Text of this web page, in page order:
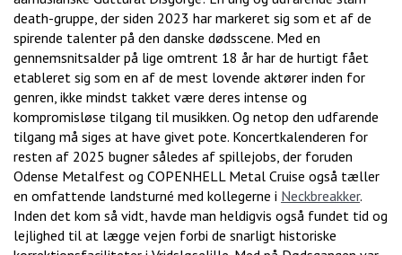
death-gruppe, der siden 2023 har markeret sig som et af de
spirende talenter på den danske dødsscene. Med en
gennemsnitsalder på lige omtrent 18 år har de hurtigt fået
etableret sig som en af de mest lovende aktører inden for
genren, ikke mindst takket være deres intense og
kompromisløse tilgang til musikken. Og netop den udfarende
tilgang må siges at have givet pote. Koncertkalenderen for
resten af 2025 bugner således af spillejobs, der foruden
Odense Metalfest og COPENHELL Metal Cruise også tæller
en omfattende landsturné med kollegerne i Neckbreakker.
Inden det kom så vidt, havde man heldigvis også fundet tid og
lejlighed til at lægge vejen forbi de snarligt historiske